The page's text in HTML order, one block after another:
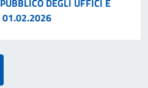
01.02.2026